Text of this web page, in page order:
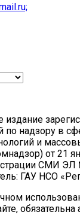
издание
надзору в
и
от 21
СМИ
ГАУ НСО
обязательна